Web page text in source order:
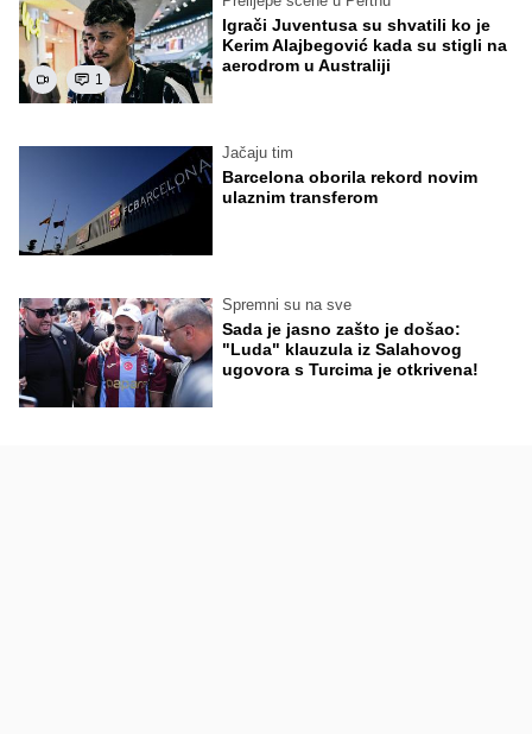
1
Igrači Juventusa su shvatili ko je
Kerim Alajbegović kada su stigli na
aerodrom u Australiji
Jačaju tim
Barcelona oborila rekord novim
ulaznim transferom
Spremni su na sve
Sada je jasno zašto je došao:
"Luda" klauzula iz Salahovog
ugovora s Turcima je otkrivena!